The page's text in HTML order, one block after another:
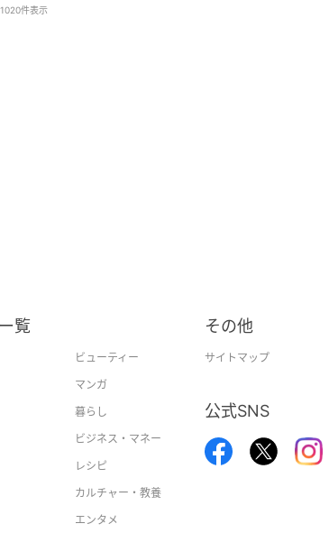
件表示
覧
ビューティー
マンガ
暮らし
ビジネス・マネー
レシピ
カルチャー・教養
エンタメ
その他
サイトマップ
公式SNS